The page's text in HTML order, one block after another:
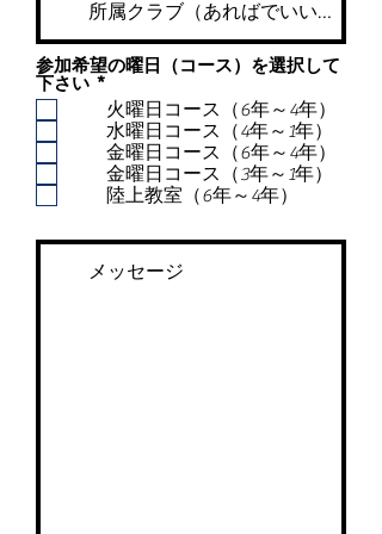
参加希望の曜日（コース）を選択して
下さい *必
須
項
目
火曜日コース（6年～4年）
水曜日コース（4年～1年）
金曜日コース（6年～4年）
金曜日コース（3年～1年）
陸上教室（6年～4年）